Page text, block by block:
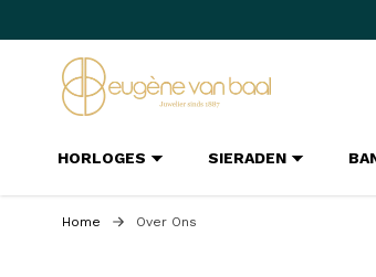
HORLOGES SIERADEN
Home Over Ons